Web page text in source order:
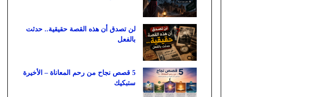
لن تصدق أن هذه القصة حقيقية.. حدثت
بالفعل
5 قصص نجاح من رحم المعاناة – الأخيرة
ستبكيك